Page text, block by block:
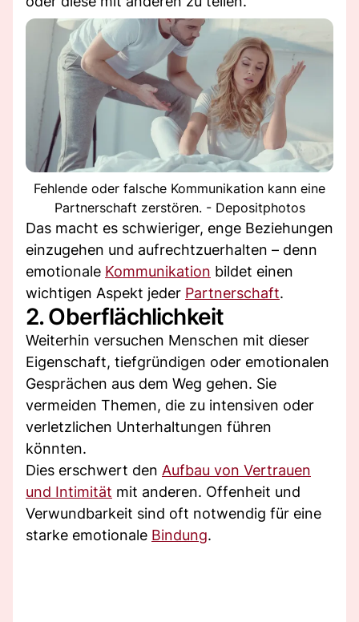
Fehlende oder falsche Kommunikation kann eine
Partnerschaft zerstören. - Depositphotos
Das macht es schwieriger, enge Beziehungen
einzugehen und aufrechtzuerhalten – denn
emotionale Kommunikation bildet einen
wichtigen Aspekt jeder Partnerschaft.
2. Oberflächlichkeit
Weiterhin versuchen Menschen mit dieser
Eigenschaft, tiefgründigen oder emotionalen
Gesprächen aus dem Weg gehen. Sie
vermeiden Themen, die zu intensiven oder
verletzlichen Unterhaltungen führen
könnten.
Dies erschwert den Aufbau von Vertrauen
und Intimität mit anderen. Offenheit und
Verwundbarkeit sind oft notwendig für eine
starke emotionale Bindung.